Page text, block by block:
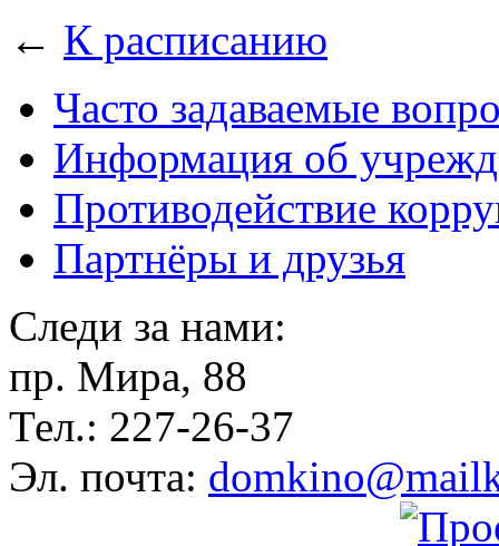
← К расписанию
Часто задаваемые
Информация об
Противодействие
Партнёры и друзья
Следи за нами:
пр. Мира, 88
Тел.: 227-26-37
Эл. почта: